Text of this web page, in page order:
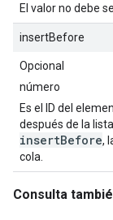
El valor no debe
insertBefore
Opcional
número
Es el ID del
después de la
insertBefore,
cola.
Consulta